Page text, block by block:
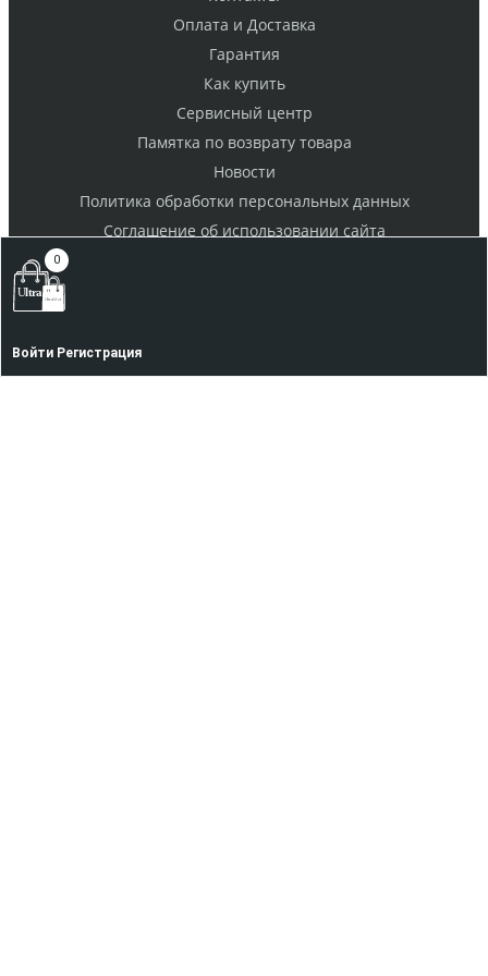
Оплата и Доставка
Гарантия
Как купить
Cервисный центр
Памятка по возврату товара
Новости
Политика обработки персональных данных
Cоглашение об использовании сайта
0
Войти Регистрация